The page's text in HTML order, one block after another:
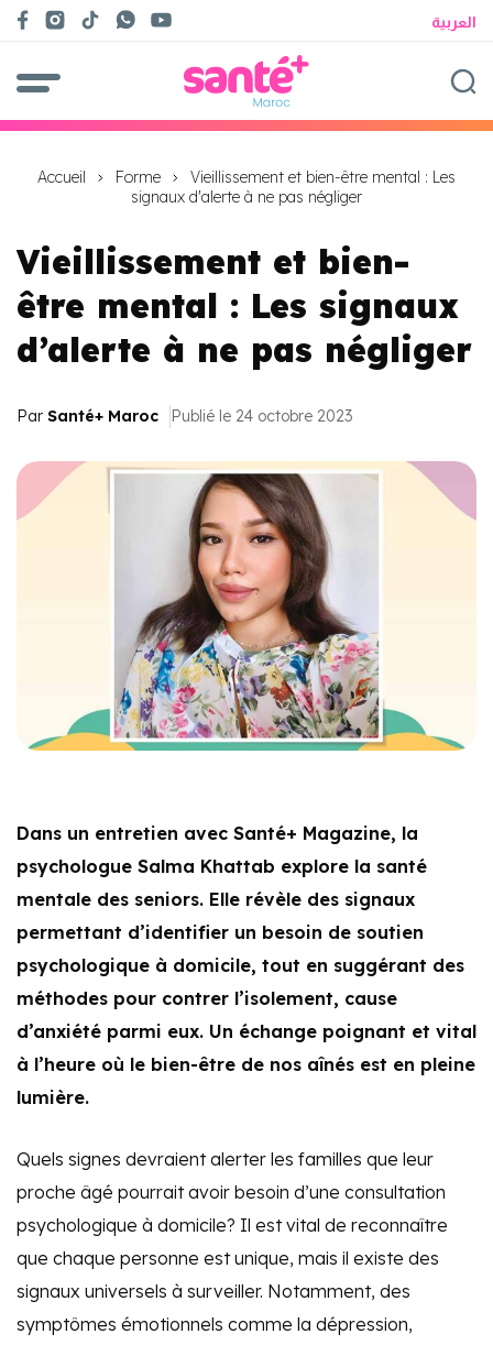
العربية
Accueil Forme
Vieillissement et bien-être mental : Les
signaux d'alerte à ne pas négliger
Vieillissement et bien-
être mental : Les signaux
d’alerte à ne pas négliger
Par Santé+ Maroc Publié le 24 octobre 2023
Dans un entretien avec Santé+ Magazine, la
psychologue Salma Khattab explore la santé
mentale des seniors. Elle révèle des signaux
permettant d’identifier un besoin de soutien
psychologique à domicile, tout en suggérant des
méthodes pour contrer l’isolement, cause
d’anxiété parmi eux. Un échange poignant et vital
à l’heure où le bien-être de nos aînés est en pleine
lumière.
Quels signes devraient alerter les familles que leur
proche âgé pourrait avoir besoin d’une consultation
psychologique à domicile? Il est vital de reconnaître
que chaque personne est unique, mais il existe des
signaux universels à surveiller. Notamment, des
symptômes émotionnels comme la dépression,